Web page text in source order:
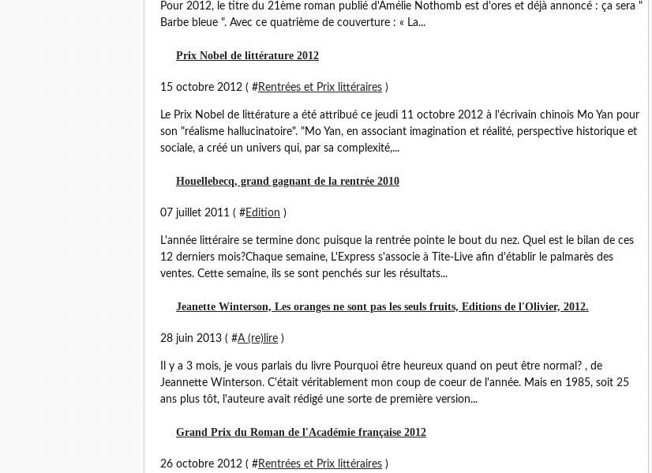
Pour 2012, le titre du 21ème roman publié d'Amélie Nothomb est d'ores et déjà annoncé : ça sera "
Barbe bleue ". Avec ce quatrième de couverture : « La...
Prix Nobel de littérature 2012
15 octobre 2012 ( #Rentrées et Prix littéraires )
Le Prix Nobel de littérature a été attribué ce jeudi 11 octobre 2012 à l'écrivain chinois Mo Yan pour
son "réalisme hallucinatoire". "Mo Yan, en associant imagination et réalité, perspective historique et
sociale, a créé un univers qui, par sa complexité,...
Houellebecq, grand gagnant de la rentrée 2010
07 juillet 2011 ( #Edition )
L'année littéraire se termine donc puisque la rentrée pointe le bout du nez. Quel est le bilan de ces
12 derniers mois?Chaque semaine, L'Express s'associe à Tite-Live afin d'établir le palmarès des
ventes. Cette semaine, ils se sont penchés sur les résultats...
Jeanette Winterson, Les oranges ne sont pas les seuls fruits, Editions de l'Olivier, 2012.
28 juin 2013 ( #A (re)lire )
Il y a 3 mois, je vous parlais du livre Pourquoi être heureux quand on peut être normal? , de
Jeannette Winterson. C'était véritablement mon coup de coeur de l'année. Mais en 1985, soit 25
ans plus tôt, l'auteure avait rédigé une sorte de première version...
Grand Prix du Roman de l'Académie française 2012
26 octobre 2012 ( #Rentrées et Prix littéraires )